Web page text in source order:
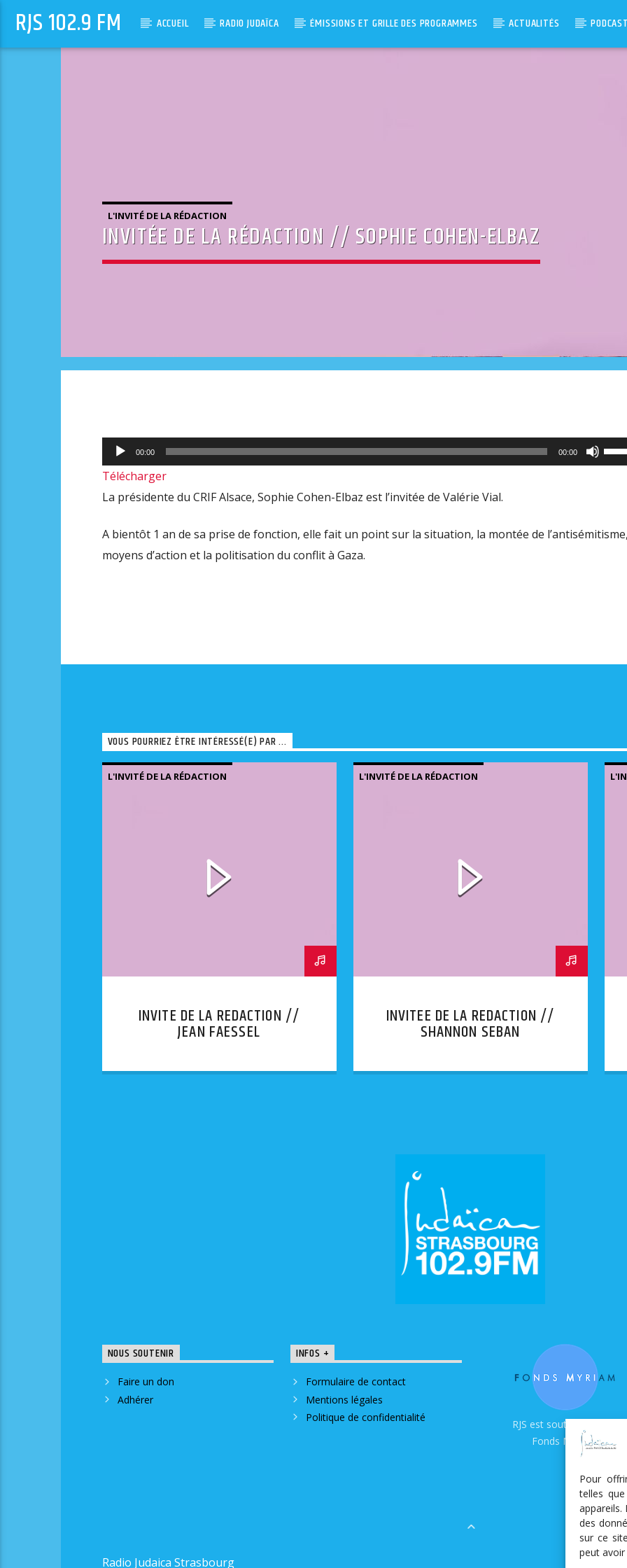
Pour
telles
des
sur ce
peut
RJS 102.9 FM ACCUEIL RADIO JUDAÏCA ÉMISSIONS ET GRILLE DES PROGRAMMES ACTUALITÉS
L'INVITÉ DE LA RÉDACTION
INVITÉE DE LA RÉDACTION // SOPHIE COHEN-ELBAZ
Lecteur
audio
00:00 00:00
les
pour
Télécharger
La présidente du CRIF Alsace, Sophie Cohen-Elbaz est l’invitée de Valérie Vial.
A bientôt 1 an de sa prise de fonction, elle fait un point sur la situation, la montée de
moyens d’action et la politisation du conflit à Gaza.
VOUS POURRIEZ ÊTRE INTÉRESSÉ(E) PAR ...
L'INVITÉ DE LA RÉDACTION
INVITE DE LA REDACTION //
JEAN FAESSEL
L'INVITÉ DE LA RÉDACTION
INVITEE DE LA REDACTION //
SHANNON SEBAN
NOUS SOUTENIR
Faire un don
Adhérer
INFOS +
Formulaire de contact
Mentions légales
Politique de confidentialité
RJS est soutenue par le
Fonds Myriam
Radio Judaica Strasbourg